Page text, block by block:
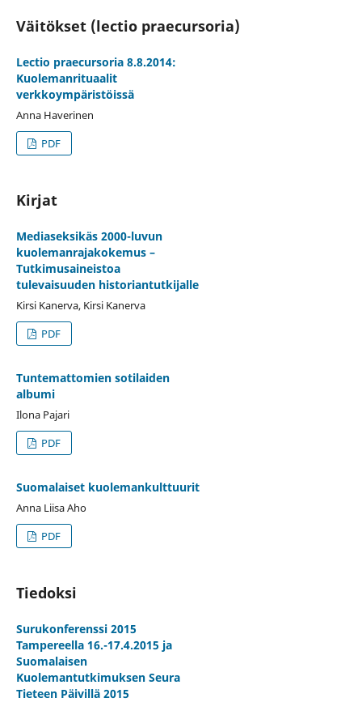
Väitökset (lectio praecursoria)
Lectio praecursoria 8.8.2014:
Kuolemanrituaalit
verkkoympäristöissä
Anna Haverinen
PDF
Kirjat
Mediaseksikäs 2000-luvun
kuolemanrajakokemus –
Tutkimusaineistoa
tulevaisuuden historiantutkijalle
Kirsi Kanerva, Kirsi Kanerva
PDF
Tuntemattomien sotilaiden
albumi
Ilona Pajari
PDF
Suomalaiset kuolemankulttuurit
Anna Liisa Aho
PDF
Tiedoksi
Surukonferenssi 2015
Tampereella 16.-17.4.2015 ja
Suomalaisen
Kuolemantutkimuksen Seura
Tieteen Päivillä 2015